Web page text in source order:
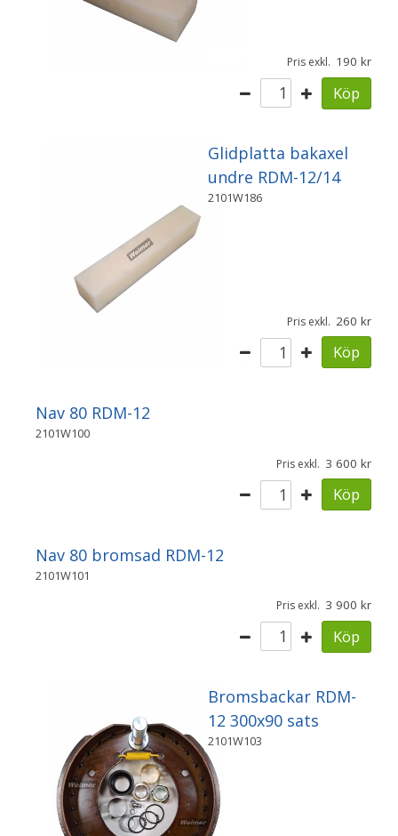
Pris exkl. 190
Köp
Glidplatta bakaxel
undre RDM-12/14
2101W186
Pris exkl. 260
Köp
Nav 80 RDM-12
2101W100
Pris exkl. 3 600
Köp
Nav 80 bromsad RDM-12
2101W101
Pris exkl. 3 900
Köp
Bromsbackar RDM-
12 300x90 sats
2101W103